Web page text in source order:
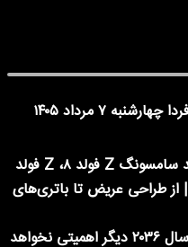
فوری | ادارات تهران فردا چهارشنبه ۷ مرداد ۱۴۰۵
معرفی سه مدل جدید سامسونگ Z فولد ۸، Z فولد
۸ اولترا و Z فلیپ ۸ | از طراحی عریض تا باتری‌های
ایلان ماسک: پول در سال ۲۰۳۶ دیگر اهمیتی نخواهد